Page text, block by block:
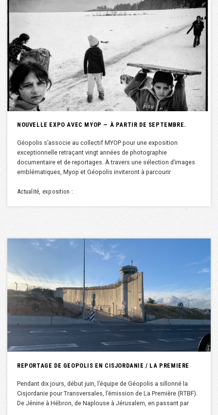
NOUVELLE EXPO AVEC MYOP — À PARTIR DE SEPTEMBRE.
Géopolis s’associe au collectif MYOP pour une exposition
exceptionnelle retraçant vingt années de photographie
documentaire et de reportages. À travers une sélection d’images
emblématiques, Myop et Géopolis inviteront à parcourir
Actualité, exposition :
REPORTAGE DE GEOPOLIS EN CISJORDANIE / LA PREMIERE
Pendant dix jours, début juin, l’équipe de Géopolis a sillonné la
Cisjordanie pour Transversales, l’émission de La Première (RTBF).
De Jénine à Hébron, de Naplouse à Jérusalem, en passant par